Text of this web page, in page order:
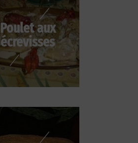
Poulet aux
écrevisses